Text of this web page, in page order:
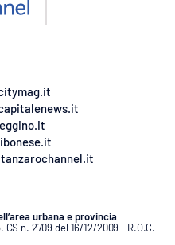
urbana e provincia
n. 2709 del 16/12/2009 - R.O.C.